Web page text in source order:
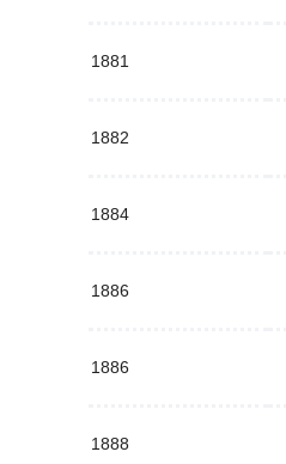
1881
1882
1884
1886
1886
1888